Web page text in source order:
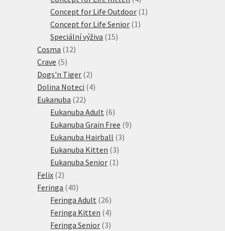
produkty
Concept for Life Outdoor 1 1
Concept for Life Senior 1 1
Speciální výživa 1515
Cosma 1212
Crave 55
produktů
Dogs'n Tiger 22
produkty
Dolina Noteci 44
Eukanuba 2222
produktů
Eukanuba Adult 66
produktů
Eukanuba Grain Free 99
Eukanuba Hairball 33
Eukanuba Kitten 33
produkty
Eukanuba Senior 1 1
Felix 22
produkty
Feringa 4040
produktů
Feringa Adult 2626
produktů
Feringa Kitten 44
produkty
Feringa Senior 33